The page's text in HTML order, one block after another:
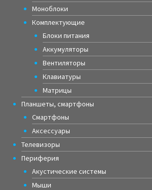
Моноблоки
Комплектующие
Блоки питания
Аккумуляторы
Вентиляторы
Клавиатуры
Матрицы
Планшеты, смартфоны
Смартфоны
Аксессуары
Телевизоры
Периферия
Акустические системы
Мыши